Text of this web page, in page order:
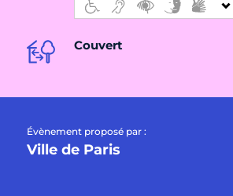
Couvert
Évènement proposé par :
Ville de Paris